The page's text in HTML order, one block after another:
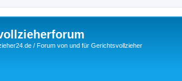
/ Forum von und für Gerichtsvollzieher